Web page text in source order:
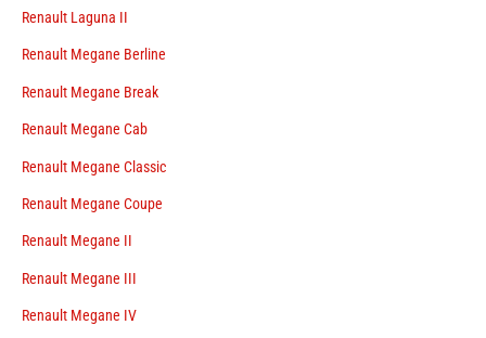
Renault Laguna II
Renault Megane Berline
Renault Megane Break
Renault Megane Cab
Renault Megane Classic
Renault Megane Coupe
Renault Megane II
Renault Megane III
Renault Megane IV